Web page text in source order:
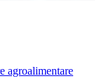
agroalimentare